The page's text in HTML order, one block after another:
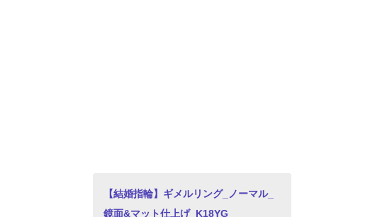
【結婚指輪】ギメルリング_ノーマル_
鏡面&マット仕上げ_K18YG